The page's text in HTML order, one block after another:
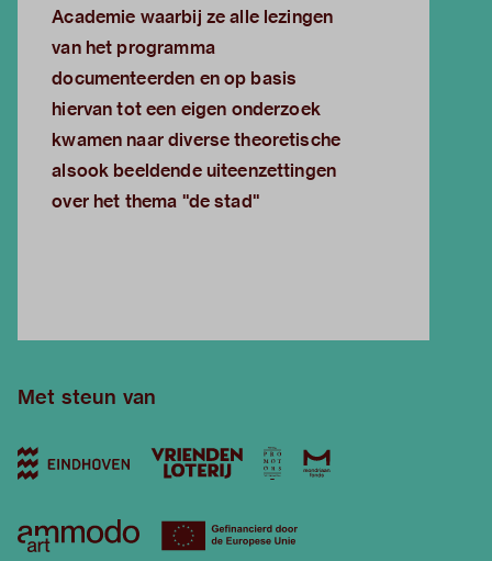
Academie waarbij ze alle lezingen
van het programma
documenteerden en op basis
hiervan tot een eigen onderzoek
kwamen naar diverse theoretische
alsook beeldende uiteenzettingen
over het thema "de stad"
Met steun van